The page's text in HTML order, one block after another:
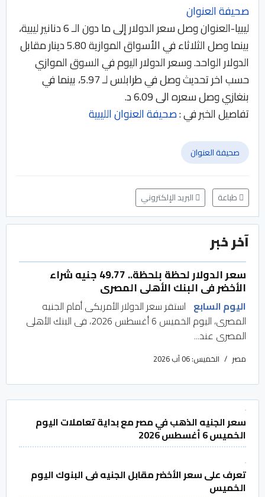
صحيفة العنوان
ليبيا-العنوان وصل سعر الدولار إلى ما دون الـ 6 دنانير ليبية،
بينما وصل الثلاثاء في الأسواق الموازية 5.80 دينار مقابل
الدولار الواحد. وسعر الدولار اليوم في السوق الموازي
حسب اخر تحديث وصل في طرابلس لـ 5.97، بينما في
بنغازي وصل سعره الى 6.09 د.
تفاصيل الخبر في :صحيفة العنوان الليبية
صحيفة العنوان
طباعة البريد الإلكتروني
آخر خبر
سعر الدولار لحظة بلحظة.. 49.77 جنيه شراء
الأخضر فى البنك الأهلى المصرى
اليوم السابع استقر سعر الدولار الأمريكى أمام الجنيه
المصرى، اليوم الخميس 6 أغسطس 2026، فى البنك الأهلى
المصرى عند...
مصر الخميس: 06 آب 2026
سعر الجنيه الذهب في مصر مع بداية تعاملات اليوم
الخميس 6 أغسطس 2026
تعرف على سعر الأخضر مقابل الجنيه فى البنوك اليوم
الخميس